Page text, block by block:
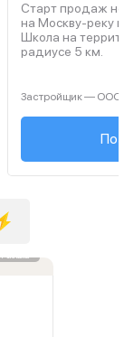
Старт продаж
на Москву-реку
Школа на
радиусе 5 км.
+7